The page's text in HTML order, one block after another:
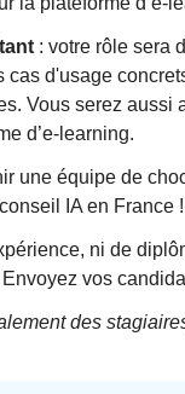
: votre rôle sera
cas d'usage
Vous serez aussi
d’e-learning.
une équipe de
IA en France !
ni de
vos
des